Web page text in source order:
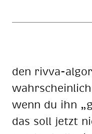
den riv­va-
wenn du ihn
das soll jetzt